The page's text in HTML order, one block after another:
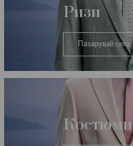
Ризи
Пазарувай сега
Костюми